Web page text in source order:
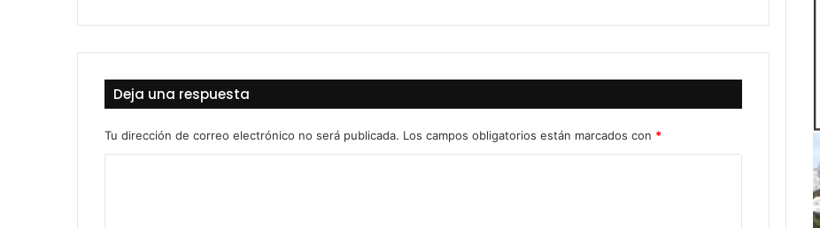
Deja una respuesta
Tu dirección de correo electrónico no será publicada. Los campos obligatorios están marcados con *